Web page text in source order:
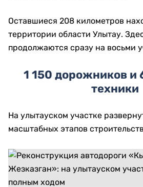
Оставшиеся 208 километров
территории области Улытау.
продолжаются сразу на восьми
1 150 дорожников и
техники
На улытауском участке
масштабных этапов